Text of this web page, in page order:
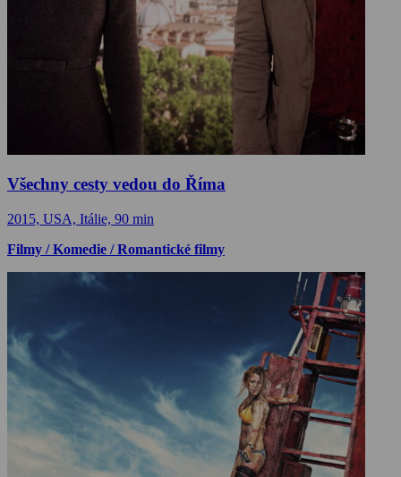
Všechny cesty vedou do Říma
2015, USA, Itálie, 90 min
Filmy / Komedie / Romantické filmy